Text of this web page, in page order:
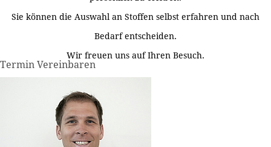
Sie können die Auswahl an Stoffen selbst erfahren und nach
Bedarf entscheiden.
Wir freuen uns auf Ihren Besuch.
Termin Vereinbaren